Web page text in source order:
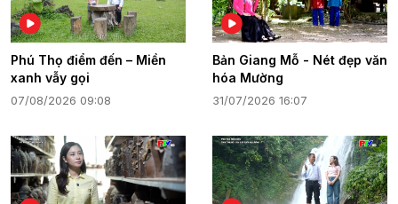
Phú Thọ điểm đến – Miền
xanh vẫy gọi
07/08/2026 09:08
Bản Giang Mỗ - Nét đẹp văn
hóa Mường
31/07/2026 16:07